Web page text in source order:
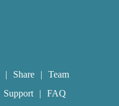
Share
Team
Support
FAQ